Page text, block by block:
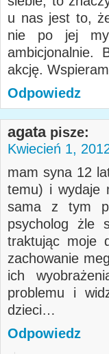
u nas jest to,
nie po jej
ambicjonalnie.
akcję.
Odpowiedz
agata pisze:
Kwiecień 1,
mam syna 12
temu) i wydaje
sama z tym
psycholog żle
traktując moje
zachowanie
ich
problemu i
dzieci…
Odpowiedz